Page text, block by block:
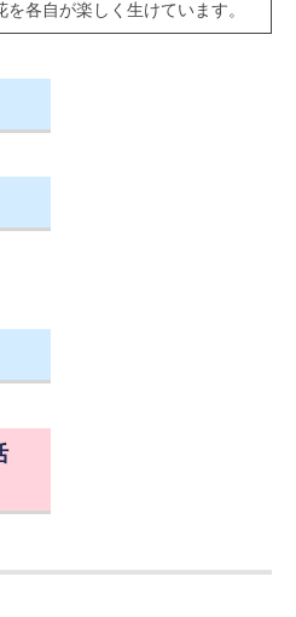
各自が楽しく生けています。